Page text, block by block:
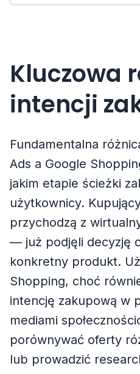
Kluczowa
intencji
Fundamentalna
Ads a Google
jakim etapie ścieżki
użytkownicy.
przychodzą z
— już podjęli decyzję
konkretny produkt.
Shopping, choć
intencję zakupową w
mediami
porównywać oferty
lub prowadzić